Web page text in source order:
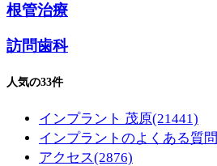
根管治療
訪問歯科
人気の33件
インプラント 茂原(21441)
インプラントのよくある質問
アクセス(2876)